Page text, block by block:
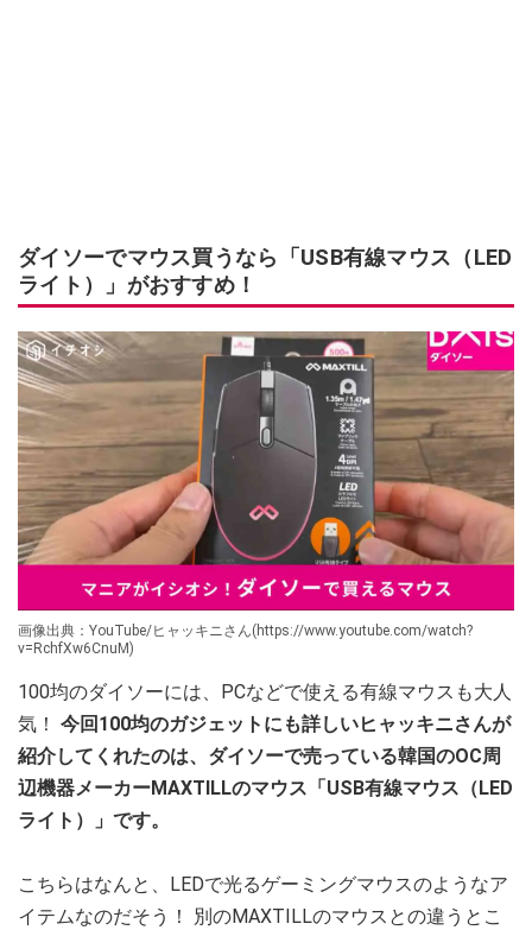
ダイソーでマウス買うなら「USB有線マウス（LED
ライト）」がおすすめ！
画像出典：YouTube/ヒャッキニさん(https://www.youtube.com/watch?
v=RchfXw6CnuM)
100均のダイソーには、PCなどで使える有線マウスも大人
気！ 今回100均のガジェットにも詳しいヒャッキニさんが
紹介してくれたのは、ダイソーで売っている韓国のOC周
辺機器メーカーMAXTILLのマウス「USB有線マウス（LED
ライト）」です。
こちらはなんと、LEDで光るゲーミングマウスのようなア
イテムなのだそう！ 別のMAXTILLのマウスとの違うとこ